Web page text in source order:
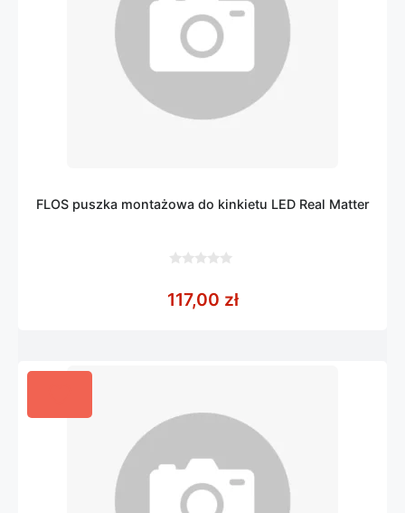
FLOS puszka montażowa do kinkietu LED Real Matter
5
117,00 zł